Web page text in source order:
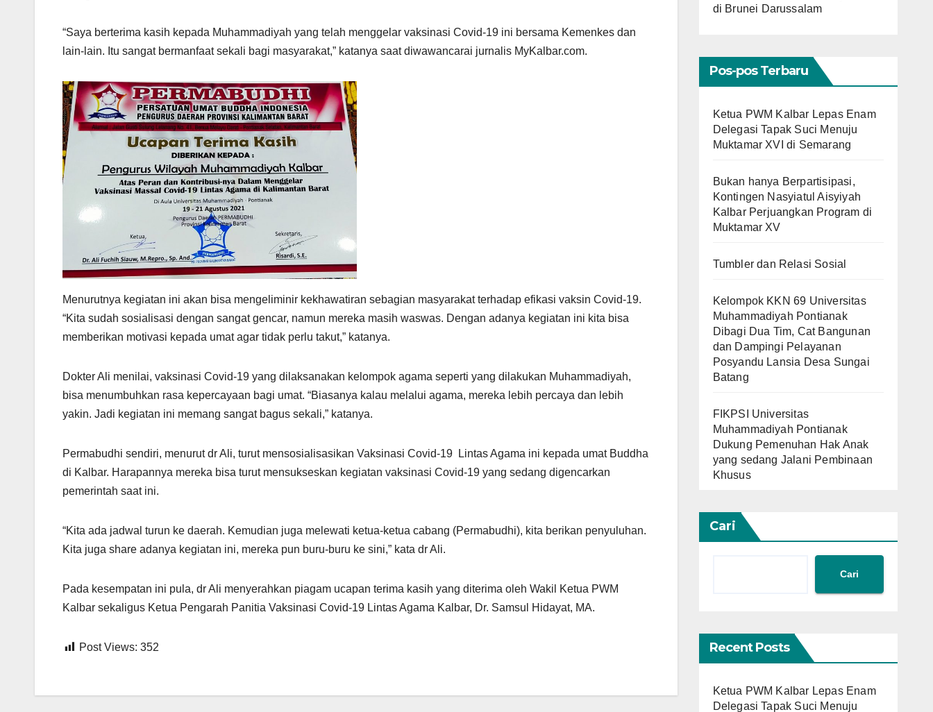
“Saya berterima kasih kepada Muhammadiyah yang telah menggelar vaksinasi Covid-19 ini bersama Kemenkes dan
lain-lain. Itu sangat bermanfaat sekali bagi masyarakat,” katanya saat diwawancarai jurnalis MyKalbar.com.
Menurutnya kegiatan ini akan bisa mengeliminir kekhawatiran sebagian masyarakat terhadap efikasi vaksin Covid-19.
“Kita sudah sosialisasi dengan sangat gencar, namun mereka masih waswas. Dengan adanya kegiatan ini kita bisa
memberikan motivasi kepada umat agar tidak perlu takut,” katanya.
Dokter Ali menilai, vaksinasi Covid-19 yang dilaksanakan kelompok agama seperti yang dilakukan Muhammadiyah,
bisa menumbuhkan rasa kepercayaan bagi umat. “Biasanya kalau melalui agama, mereka lebih percaya dan lebih
yakin. Jadi kegiatan ini memang sangat bagus sekali,” katanya.
Permabudhi sendiri, menurut dr Ali, turut mensosialisasikan Vaksinasi Covid-19 Lintas Agama ini kepada umat Buddha
di Kalbar. Harapannya mereka bisa turut mensukseskan kegiatan vaksinasi Covid-19 yang sedang digencarkan
pemerintah saat ini.
“Kita ada jadwal turun ke daerah. Kemudian juga melewati ketua-ketua cabang (Permabudhi), kita berikan penyuluhan.
Kita juga share adanya kegiatan ini, mereka pun buru-buru ke sini,” kata dr Ali.
Pada kesempatan ini pula, dr Ali menyerahkan piagam ucapan terima kasih yang diterima oleh Wakil Ketua PWM
Kalbar sekaligus Ketua Pengarah Panitia Vaksinasi Covid-19 Lintas Agama Kalbar, Dr. Samsul Hidayat, MA.
Post Views: 352
di Brunei Darussalam
Pos-pos Terbaru
Ketua PWM Kalbar Lepas Enam
Delegasi Tapak Suci Menuju
Muktamar XVI di Semarang
Bukan hanya Berpartisipasi,
Kontingen Nasyiatul Aisyiyah
Kalbar Perjuangkan Program di
Muktamar XV
Tumbler dan Relasi Sosial
Kelompok KKN 69 Universitas
Muhammadiyah Pontianak
Dibagi Dua Tim, Cat Bangunan
dan Dampingi Pelayanan
Posyandu Lansia Desa Sungai
Batang
FIKPSI Universitas
Muhammadiyah Pontianak
Dukung Pemenuhan Hak Anak
yang sedang Jalani Pembinaan
Khusus
Cari
Cari
Recent Posts
Ketua PWM Kalbar Lepas Enam
Delegasi Tapak Suci Menuju